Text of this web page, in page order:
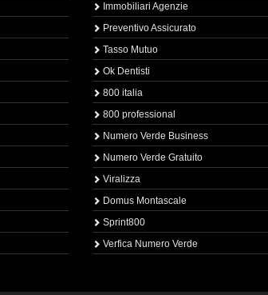
Immobiliari Agenzie
Preventivo Assicurato
Tasso Mutuo
Ok Dentisti
800 italia
800 professional
Numero Verde Business
Numero Verde Gratuito
Viralizza
Domus Montascale
Sprint800
Verfica Numero Verde